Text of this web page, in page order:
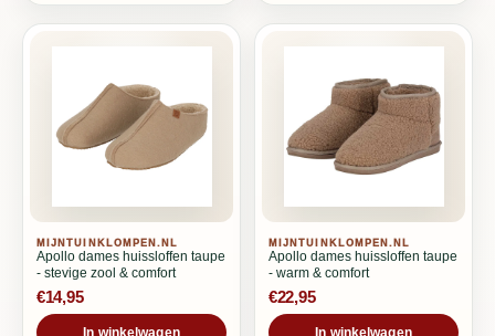
MIJNTUINKLOMPEN.NL
Apollo dames huissloffen taupe
- stevige zool & comfort
€14,95
In winkelwagen
MIJNTUINKLOMPEN.NL
Apollo dames huissloffen taupe
- warm & comfort
€22,95
In winkelwagen